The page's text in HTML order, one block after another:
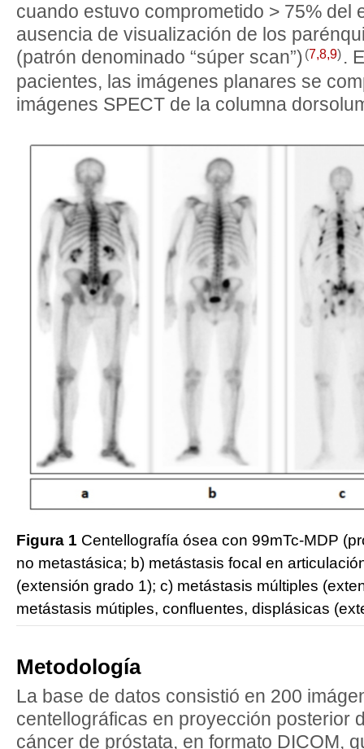
cuando estuvo comprometido > 75% del
ausencia de visualización de los
(patrón denominado “súper scan”) (7,8,9) .
pacientes, las imágenes planares se
imágenes SPECT de la columna
Figura 1 Centellografía ósea con 99mTc-MDP
no metastásica; b) metástasis focal en
(extensión grado 1); c) metástasis múltiples
metástasis mútiples, confluentes, displásicas
Metodología
La base de datos consistió en 200
centellográficas en proyección posterior
cáncer de próstata, en formato DICOM,